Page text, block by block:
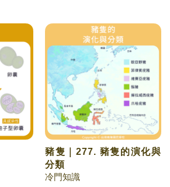
豬隻｜277. 豬隻的演化與
分類
冷門知識